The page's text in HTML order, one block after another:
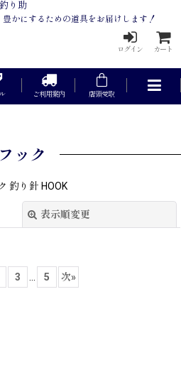
り助
かにするための道具をお届けします！
ログイン カート
ご利用案内 店頭受取
フック
釣り針 HOOK
表示順変更
3 5 次»